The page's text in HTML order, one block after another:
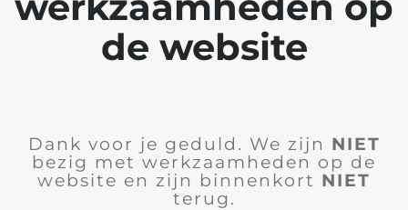
de website
Dank voor je geduld. We zijn NIET
bezig met werkzaamheden op de
website en zijn binnenkort NIET
terug.